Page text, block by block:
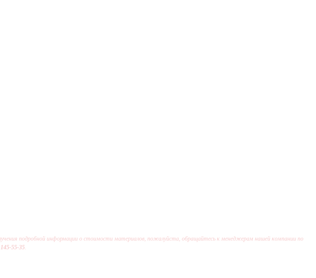
подробной информации о стоимости материалов, пожалуйста, обращайтесь к менеджерам нашей компании по
55-35.